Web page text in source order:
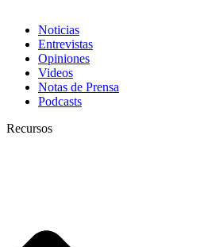
Noticias
Entrevistas
Opiniones
Videos
Notas de Prensa
Podcasts
Recursos